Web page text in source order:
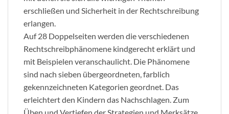
erschließen und Sicherheit in der Rechtschreibung
erlangen.
Auf 28 Doppelseiten werden die verschiedenen
Rechtschreibphänomene kindgerecht erklärt und
mit Beispielen veranschaulicht. Die Phänomene
sind nach sieben übergeordneten, farblich
gekennzeichneten Kategorien geordnet. Das
erleichtert den Kindern das Nachschlagen. Zum
Üben und Vertiefen der Strategien und Merksätze